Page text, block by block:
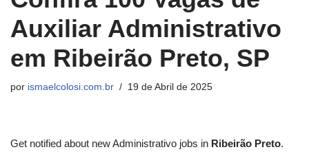
Auxiliar Administrativo
em Ribeirão Preto, SP
por ismaelcolosi.com.br 19 de Abril de 2025
Get notified about newAdministrativo jobs in Ribeirão Preto.